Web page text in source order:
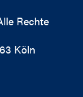
Rechte
Köln